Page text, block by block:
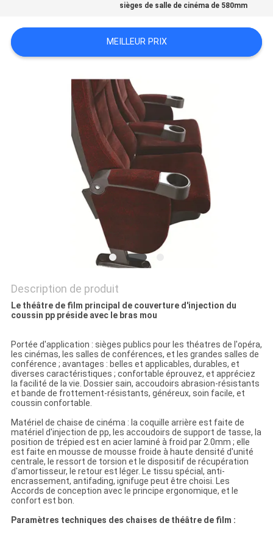
BLOGS
DEMANDEZ
CITATION
sièges de salle de cinéma de 580mm
MEILLEUR PRIX
Description de produit
Le théâtre de film principal de couverture d'injection du
coussin pp préside avec le bras mou
Portée d'application : sièges publics pour les théatres de l'opéra,
les cinémas, les salles de conférences, et les grandes salles de
conférence ; avantages : belles et applicables, durables, et
diverses caractéristiques ; confortable éprouvez, et appréciez
la facilité de la vie. Dossier sain, accoudoirs abrasion-résistants
et bande de frottement-résistants, généreux, soin facile, et
coussin confortable.
Matériel de chaise de cinéma : la coquille arrière est faite de
matériel d'injection de pp, les accoudoirs de support de tasse, la
position de trépied est en acier laminé à froid par 2.0mm ; elle
est faite en mousse de mousse froide à haute densité d'unité
centrale, le ressort de torsion et le dispositif de récupération
d'amortisseur, le retour est léger. Le tissu spécial, anti-
encrassement, antifading, ignifuge peut être choisi. Les
Accords de conception avec le principe ergonomique, et le
confort est bon.
Paramètres techniques des chaises de théâtre de film :